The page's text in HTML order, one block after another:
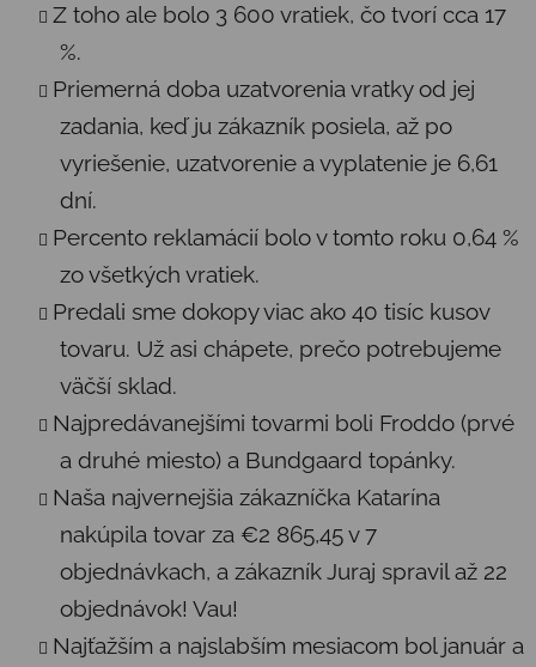
Z toho ale bolo 3 600 vratiek, čo tvorí cca 17
%.
Priemerná doba uzatvorenia vratky od jej
zadania, keď ju zákazník posiela, až po
vyriešenie, uzatvorenie a vyplatenie je 6,61
dní.
Percento reklamácií bolo v tomto roku 0,64 %
zo všetkých vratiek.
Predali sme dokopy viac ako 40 tisíc kusov
tovaru. Už asi chápete, prečo potrebujeme
väčší sklad.
Najpredávanejšími tovarmi boli Froddo (prvé
a druhé miesto) a Bundgaard topánky.
Naša najvernejšia zákazníčka Katarína
nakúpila tovar za €2 865,45 v 7
objednávkach, a zákazník Juraj spravil až 22
objednávok! Vau!
Najťažším a najslabším mesiacom bol január a